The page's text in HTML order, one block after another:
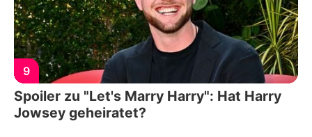
9
Spoiler zu "Let's Marry Harry": Hat Harry
Jowsey geheiratet?